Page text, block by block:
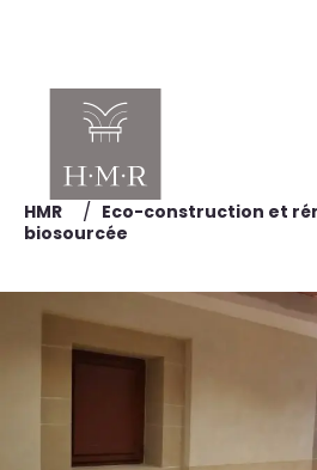
HMR / Eco-construction et
biosourcée